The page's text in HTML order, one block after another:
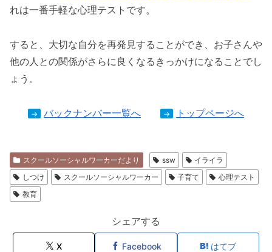
れは一番手軽な心理テストです。
すると、大切な自分を再発見することができ、お子さんや
他の人との関係がさらに良くなるきっかけになることでし
ょう。
→ バックナンバー一覧へ → トップページへ
スクールソーシャルワーカーだより ssw
イライラ
しつけ
スクールソーシャルワーカー 子育て
心理テスト
教育
シェアする
X Facebook はてブ